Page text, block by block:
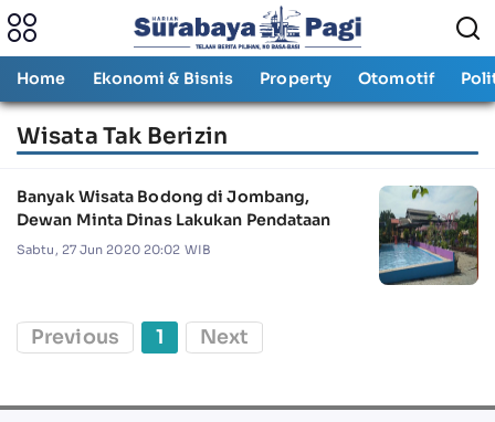
Home Ekonomi & Bisnis Property Otomotif
Wisata Tak Berizin
Banyak Wisata Bodong di Jombang,
Dewan Minta Dinas Lakukan Pendataan
Sabtu, 27 Jun 2020 20:02 WIB
Previous 1 Next